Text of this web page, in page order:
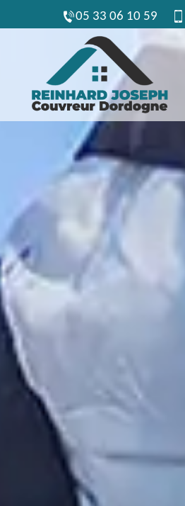
05 33 06 10 59